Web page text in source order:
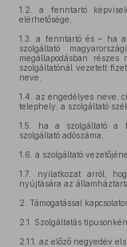
1.2.
a fenntartó
elérhetősége,
1.3.
a fenntartó és – ha a
szolgáltató
megállapodásban
szolgáltatónál vezetett
neve,
1.4.
az engedélyes neve,
telephely, a szolgáltató
1.5.
ha a szolgáltató a
szolgáltató adószáma,
1.6. a szolgáltató
1.7.
nyilatkozat arról,
nyújtására az
2.
Támogatással
2.1.
Szolgáltatás
2.1.1. az előző negyedév